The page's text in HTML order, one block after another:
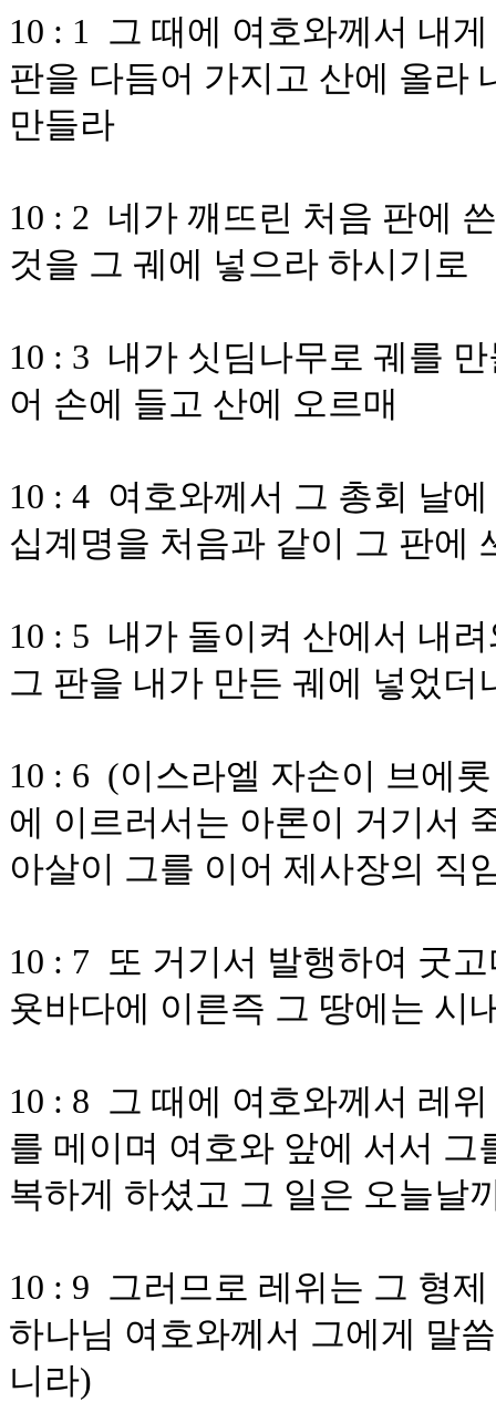
10 : 1 그 때에 여호와께서 내
판을 다듬어 가지고 산에 올라
만들라
10 : 2 네가 깨뜨린 처음 판에
것을 그 궤에 넣으라 하시기로
10 : 3 내가 싯딤나무로 궤를
어 손에 들고 산에 오르매
10 : 4 여호와께서 그 총회 날
십계명을 처음과 같이 그 판에
10 : 5 내가 돌이켜 산에서 내
그 판을 내가 만든 궤에 넣었더
10 : 6 (이스라엘 자손이 브에
에 이르러서는 아론이 거기서
아살이 그를 이어 제사장의 직
10 : 7 또 거기서 발행하여 굿
욧바다에 이른즉 그 땅에는 시
10 : 8 그 때에 여호와께서 레
를 메이며 여호와 앞에 서서
복하게 하셨고 그 일은 오늘날
10 : 9 그러므로 레위는 그 형
하나님 여호와께서 그에게 말
니라)